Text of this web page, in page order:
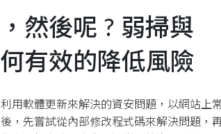
然後呢 ? 弱掃與
有效的降低風險
用軟體更新來解決的資安問題，以網站上
，先嘗試從內部修改程式碼來解決問題，